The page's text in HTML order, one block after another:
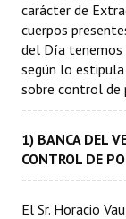
Premio al
Audiencias
Mujeres que
Periodistas
Ciudadano
Banca del
carácter de
cuerpos
del Día tenemos
según lo
sobre control de
1) BANCA DEL
CONTROL DE
El Sr. Horacio